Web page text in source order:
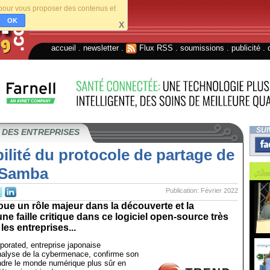
vous proposer des contenus et
OK X
accueil newsletter. Flux RSS soumissions publicité
ENTREPRISES
du protocole de partage de
Publication: Février 2022
un rôle majeur dans la découverte et la
faille critique dans ce logiciel open-source très
entreprises...
entreprise japonaise
de la cybermenace, confirme son
le monde numérique plus sûr en